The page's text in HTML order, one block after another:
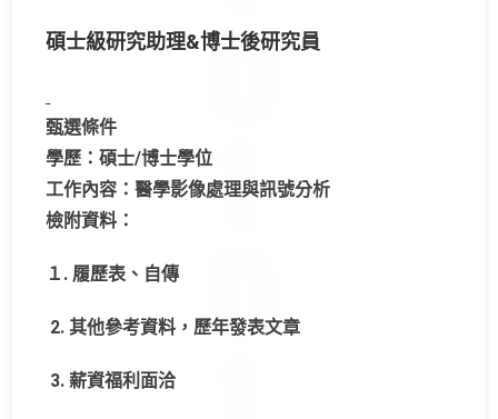
碩士級研究助理&博士後研究員
甄選條件
學歷：碩士/博士學位
工作內容：醫學影像處理與訊號分析
檢附資料：
１. 履歷表、自傳
2. 其他參考資料，歷年發表文章
3. 薪資福利面洽